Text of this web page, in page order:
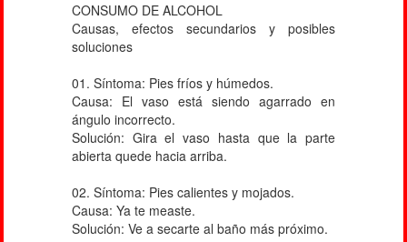
CONSUMO DE ALCOHOL
Causas, efectos secundarios y posibles
soluciones
01. Síntoma: Pies fríos y húmedos.
Causa: El vaso está siendo agarrado en
ángulo incorrecto.
Solución: Gira el vaso hasta que la parte
abierta quede hacia arriba.
02. Síntoma: Pies calientes y mojados.
Causa: Ya te measte.
Solución: Ve a secarte al baño más próximo.